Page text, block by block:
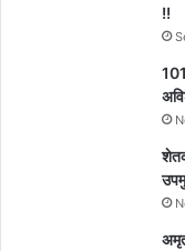
!!